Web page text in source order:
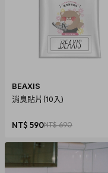
BEAXIS
消臭貼片(10入)
NT$ 590NT$ 690